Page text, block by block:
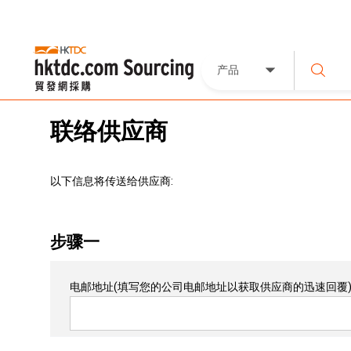
产品
联络供应商
以下信息将传送给供应商:
步骤一
电邮地址(填写您的公司电邮地址以获取供应商的迅速回覆)